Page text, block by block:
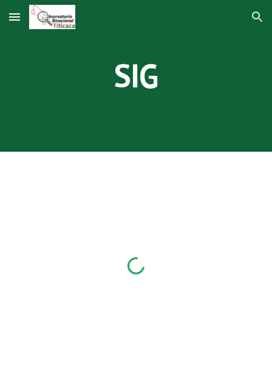
Skip to main content Skip to navigation
SIG